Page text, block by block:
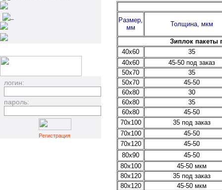
логин:
пароль:
Регистрация
Размер,
мм
Толщина, мкм
Зиплок пакеты
40х60
35
40х60
45-50 под заказ
50х70
35
50х70
45-50
60х80
30
60х80
35
60х80
45-50
70х100
35 под заказ
70х100
45-50
70х120
45-50
80х90
45-50
80х100
45-50 мкм
80х120
35 под заказ
80х120
45-50 мкм